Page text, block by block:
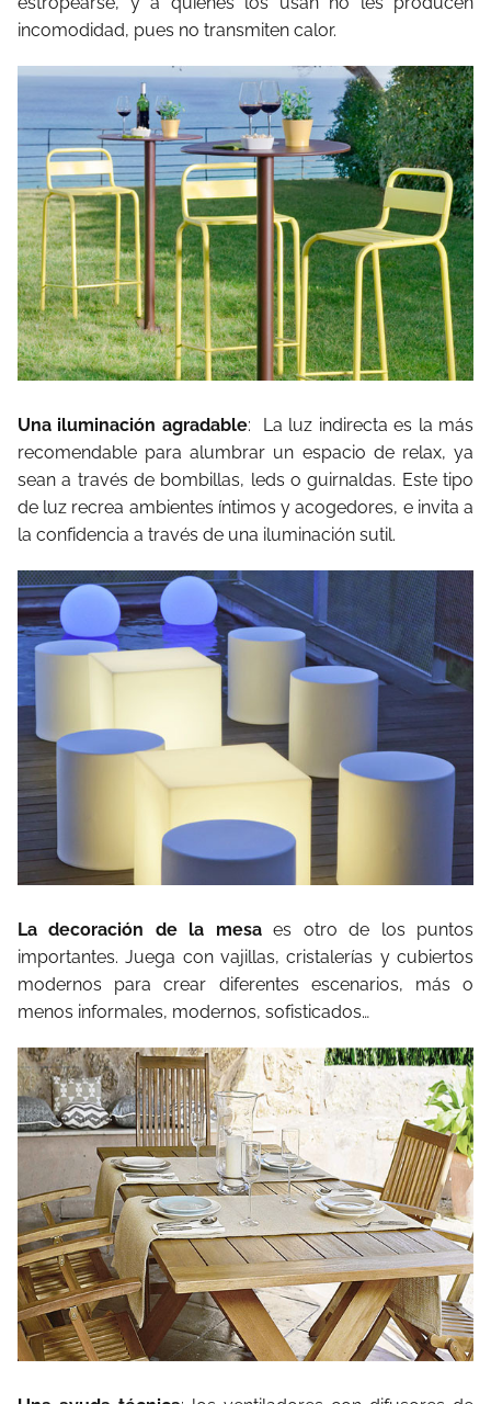
incomodidad, pues no transmiten calor.
Una iluminación agradable: La luz indirecta es la más
recomendable para alumbrar un espacio de relax, ya
sean a través de bombillas, leds o guirnaldas. Este tipo
de luz recrea ambientes íntimos y acogedores, e invita a
la confidencia a través de una iluminación sutil.
La decoración de la mesaes otro de los puntos
importantes. Juega con vajillas, cristalerías y cubiertos
modernos para crear diferentes escenarios, más o
menos informales, modernos, sofisticados…